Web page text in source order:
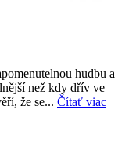
hudbu a
než kdy dřív ve
že se... Čítať viac